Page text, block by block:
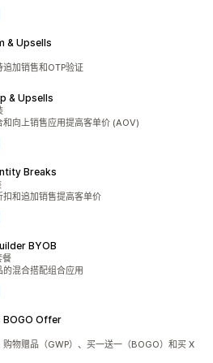
& Upsells
加销售和OTP验证
& Upsells
向上销售应用提高客单价 (AOV)
Breaks
和追加销售提高客单价
BYOB
餐
混合搭配组合应用
Offer
购物赠品（GWP）、买一送一（BOGO）和买 X